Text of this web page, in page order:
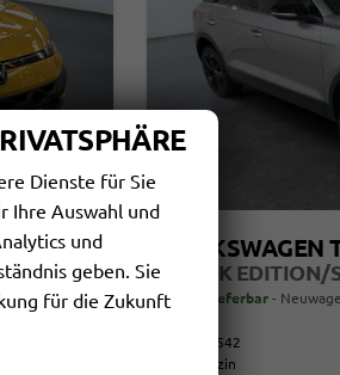
LIFE 1.5 ETSI 116PS/85KW DSG7 2026 *NEUES MODELL*
VOLKSWAGEN
sofort lieferbar
858542
Benzin
Dienste für Sie
Ihre Auswahl und
und
geben. Sie
für die Zukunft